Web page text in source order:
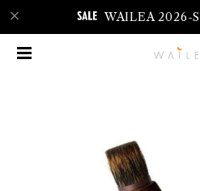
WAILEA 2026-